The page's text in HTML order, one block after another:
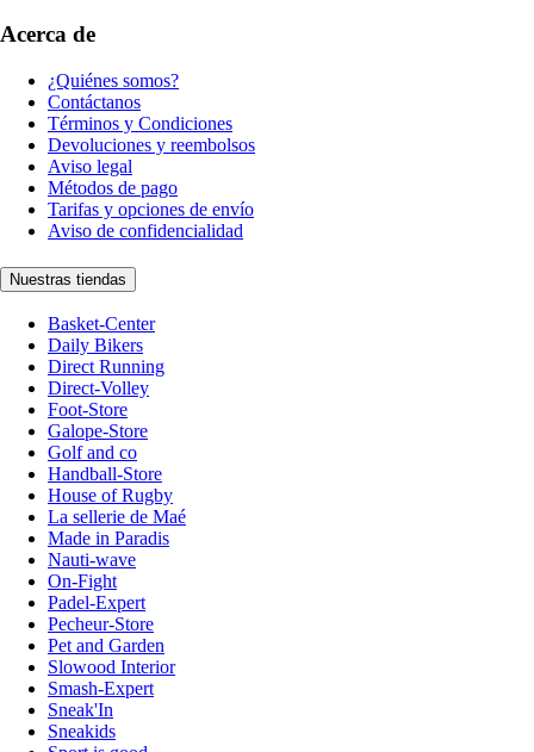
Acerca de
¿Quiénes somos?
Contáctanos
Términos y Condiciones
Devoluciones y reembolsos
Aviso legal
Métodos de pago
Tarifas y opciones de envío
Aviso de confidencialidad
Nuestras tiendas
Basket-Center
Daily Bikers
Direct Running
Direct-Volley
Foot-Store
Galope-Store
Golf and co
Handball-Store
House of Rugby
La sellerie de Maé
Made in Paradis
Nauti-wave
On-Fight
Padel-Expert
Pecheur-Store
Pet and Garden
Slowood Interior
Smash-Expert
Sneak'In
Sneakids